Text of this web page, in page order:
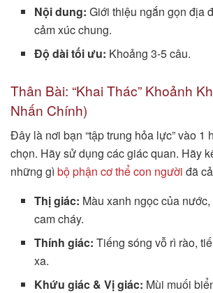
Nội dung: Giới thiệu ngắn gọn địa
cảm xúc chung.
Độ dài tối ưu: Khoảng 3-5 câu.
Thân Bài: “Khai Thác” Khoảnh
Nhấn Chính)
Đây là nơi bạn “tập trung hỏa lực” vào 1
chọn. Hãy sử dụng các giác quan. Hãy
những gì bộ phận cơ thể con người đã
Thị giác: Màu xanh ngọc của
cam cháy.
Thính giác: Tiếng sóng vỗ rì rào,
xa.
Khứu giác & Vị giác: Mùi muối